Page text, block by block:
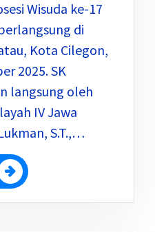
Wisuda ke-17
di
Kota Cilegon,
2025. SK
langsung oleh
IV Jawa
S.T.,…